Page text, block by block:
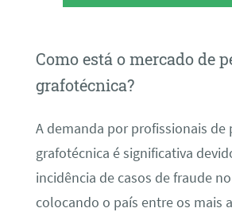
Como está o mercado de
grafotécnica?
A demanda por profissionais de
grafotécnica é significativa
incidência de casos de fraude
colocando o país entre os mais